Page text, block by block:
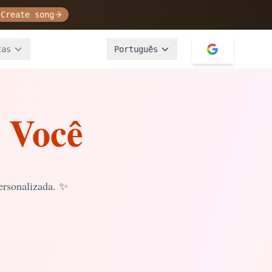
Create song
Português
✨